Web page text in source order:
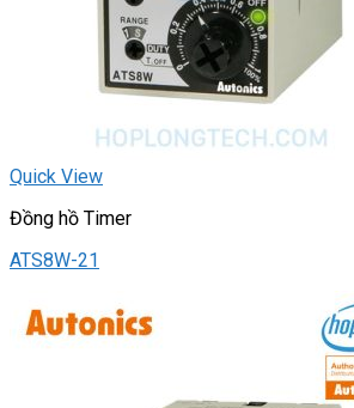
Quick View
Đồng hồ Timer
ATS8W-21